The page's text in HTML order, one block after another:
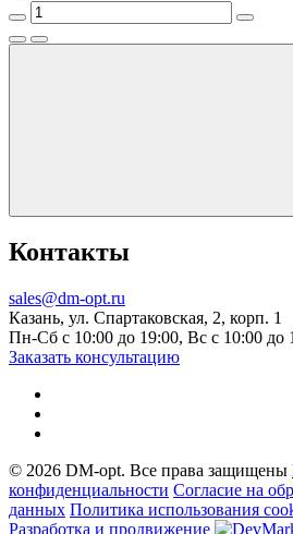
Контакты
sales@dm-opt.ru
Казань, ул. Спартаковская, 2, корп. 1
Пн-Сб с 10:00 до 19:00, Вс с 10:00 до
Заказать консультацию
© 2026 DM-opt. Все права защищены
конфиденциальности Согласие на
данных Пoлитикa иcпoльзoвaния
Разработка и продвижение